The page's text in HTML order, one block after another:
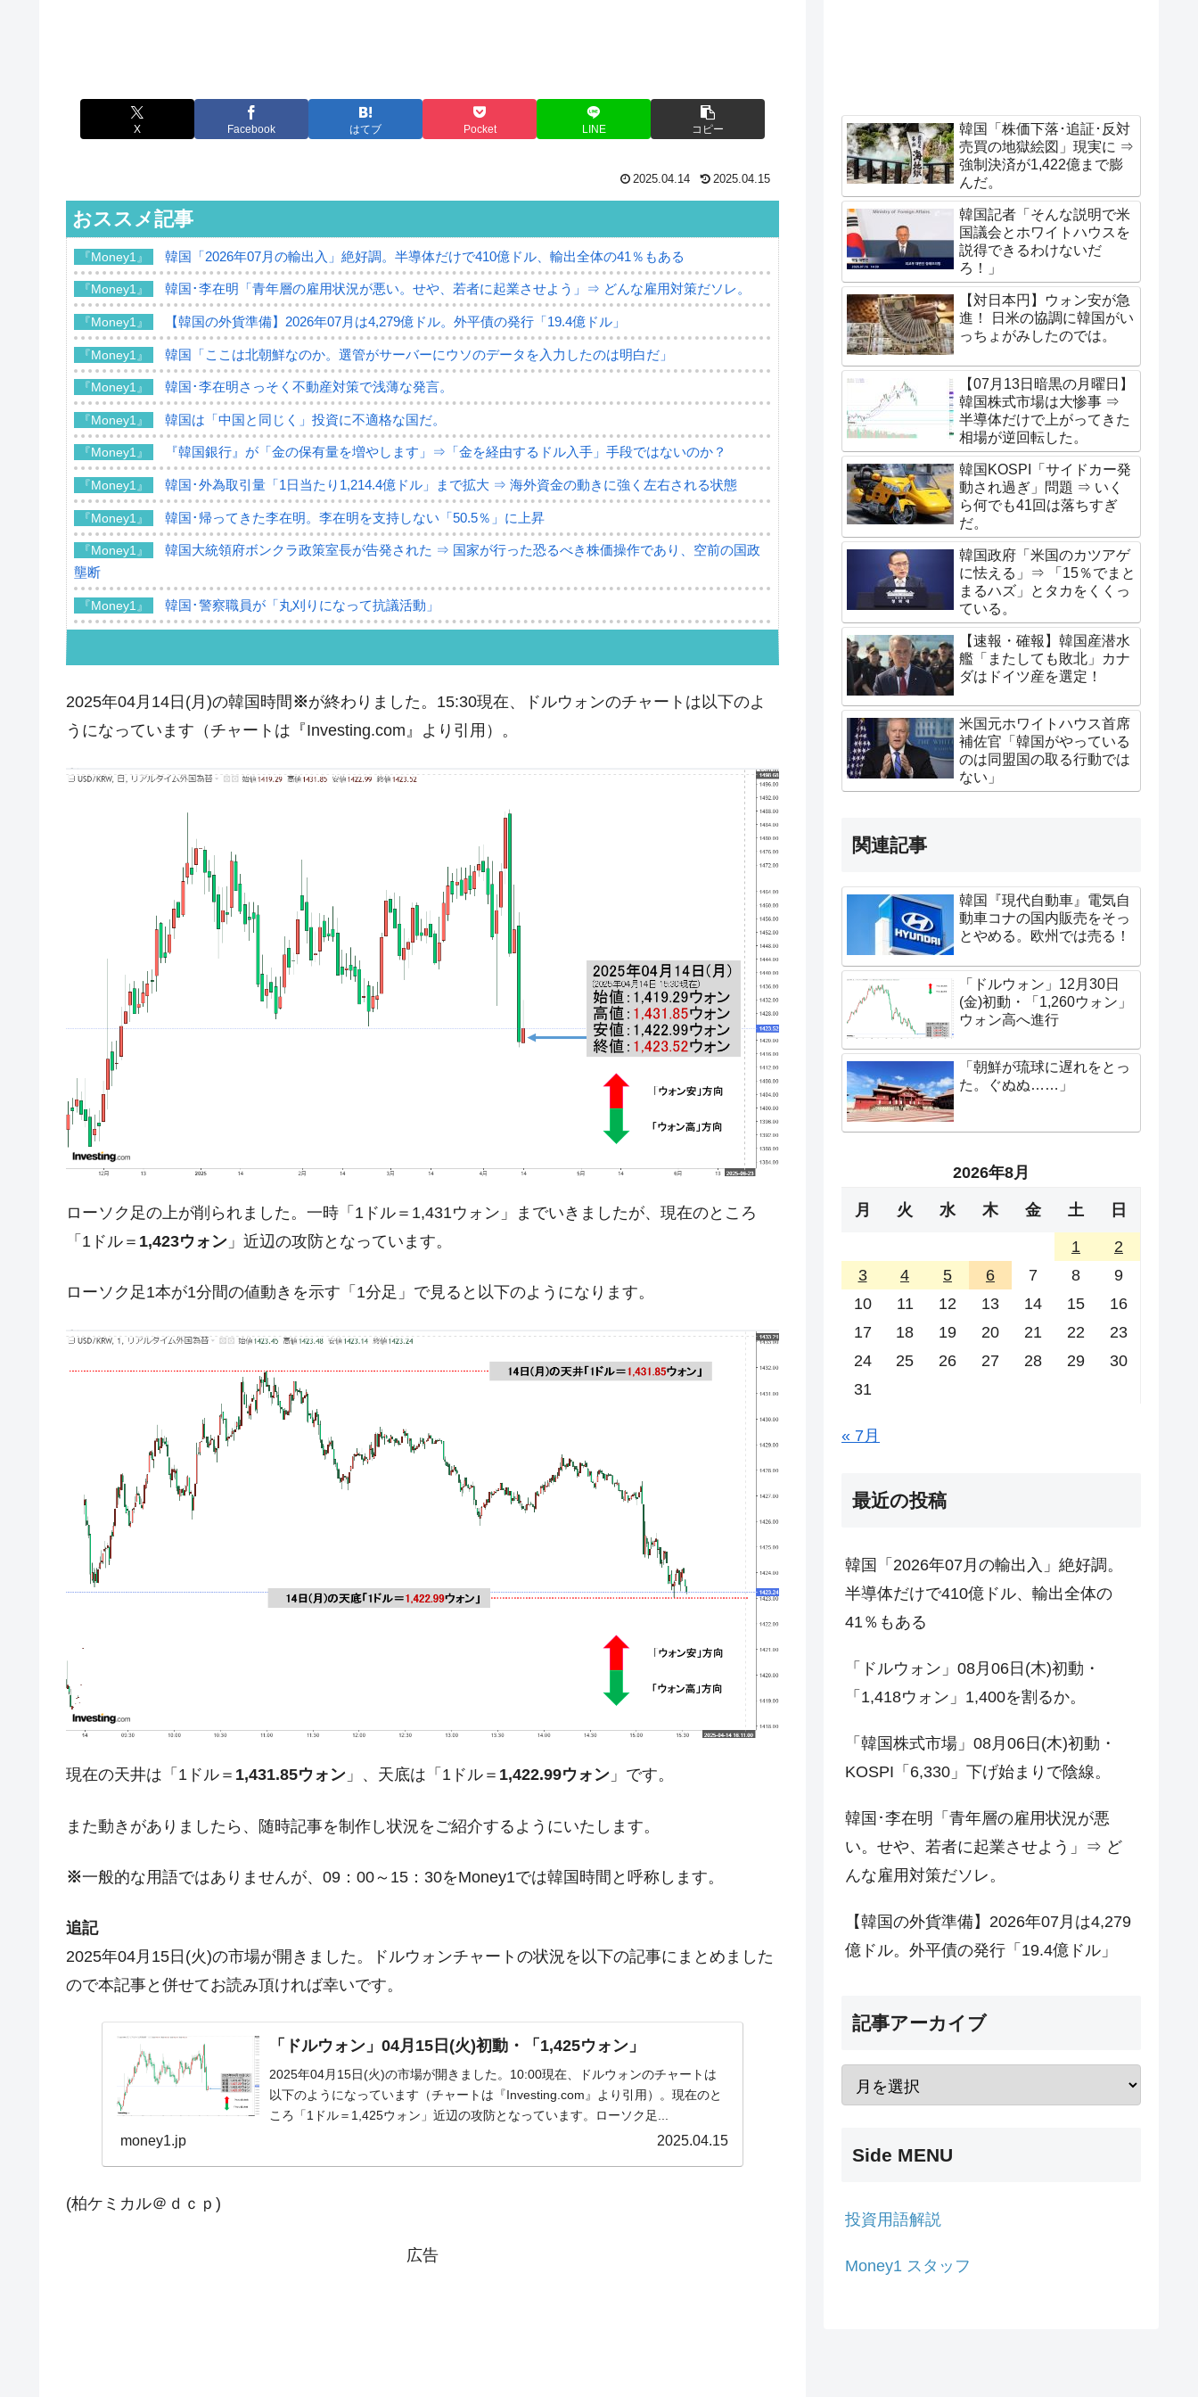
X Facebook はてブ Pocket LINE コピー
2025.04.14 2025.04.15
おススメ記事
『Money1』 韓国「2026年07月の輸出入」絶好調。半導体だけで410億ドル、輸出全体の41％もある
『Money1』 韓国･李在明「青年層の雇用状況が悪い。せや、若者に起業させよう」⇒ どんな雇用対策だソレ。
『Money1』 【韓国の外貨準備】2026年07月は4,279億ドル。外平債の発行「19.4億ドル」
『Money1』 韓国「ここは北朝鮮なのか。選管がサーバーにウソのデータを入力したのは明白だ」
『Money1』 韓国･李在明さっそく不動産対策で浅薄な発言。
『Money1』 韓国は「中国と同じく」投資に不適格な国だ。
『Money1』 『韓国銀行』が「金の保有量を増やします」⇒「金を経由するドル入手」手段ではないのか？
『Money1』 韓国･外為取引量「1日当たり1,214.4億ドル」まで拡大 ⇒ 海外資金の動きに強く左右される状態
『Money1』 韓国･帰ってきた李在明。李在明を支持しない「50.5％」に上昇
『Money1』
韓国大統領府ボンクラ政策室長が告発された ⇒ 国家が行った恐るべき株価操作であり、空前の国政
壟断
『Money1』 韓国･警察職員が「丸刈りになって抗議活動」
韓国製造業「半導体絶好調」のウラで他業種は全般的「不調」⇒ PSIが示す現況は決して良くない。
『Money1』 【米韓激突案件】韓国消費者院が『クーパン』1人当たり賠償10万ウォンを認定 ⇒ 総額3兆7,000億
『Money1』 韓国で猛暑。南東部では干ばつ
『Money1』
韓国政府『BYD』車への補助金を全廃 ⇒ 実は韓国で『BYD』車は売れている。6カ月で対前年同期比
在韓米国大使スティールが着韓！⇒ さっそく空港に詰めかけ「出て行け！」「極右勢力」のプラカー
ドを掲げる「在韓反米勢力」
韓国政府「2035年までに18.4GW規模のAIデータセンター整備」⇒ だから無理だってば。
『Money1』 JPモルガン「韓国レバレッジETFの清算はほぼ終わった」
『Money1』 韓国『国民年金公団』株価暴落で200兆蒸発。
『Money1』 韓国政府「ニセＫ-ブランドを通報しようキャンペーン」⇒ あの名物教授も登場！
『Money1』
『Money1』
『Money1』
米国下院「韓国の公務員個人をターゲットにぶん殴る法案」提出！⇒ クーパン問題は合衆国企業に対
する差別。許してはおかぬ
韓国半導体『SKハイニックス』2026年2Qの業績「史上最高益」当期純利益は前年同期比13.4倍に。
『Money1』
【速報】韓国株式市場の暴落・本日07月29日(水)もサイドカー・サーキットブレイカーの二段コンボ
『Money1』 IT産業は人を雇用する効果は低い。全産業の半分未満しか雇用を生まない
韓国「株式市場が賭博場のように変質したのは政界の責任だ」
韓国「2026年1Q 資金循環統計」面白い結果に。
韓国化学企業最大手『ロッテケミカル』純借入金が約8兆。信用格付け「ネガティブ」にダウン
『Money1』 韓国株式市場･暗黒の火曜日。サーキットブレイカーも発動！ 半導体2銘柄の暴落
『Money1』 韓国･カードローン金利「15％」突破！
Fact1
Fact1
今話題の「楽天ライオンズ」とは？
Fact1
Fact1 発表から2日で大崩壊、鳴かず飛ばずに終わりそうなスーパーリーグとは？
Fact1 日本人マスターズ挑戦の歴史。松山以前に最高位だった選手とは？
Fact1 セレクトセールの高額取引馬が稼いだ金額とは？
2025年04月14日(月)の韓国時間 ※が終わりました。15:30現在、ドルウォンのチャートは以下のよ
うになっています（チャートは『Investing.com』より引用）。
ローソク足の上が削られました。一時「1ドル＝1,431ウォン」までいきましたが、現在のところ
「1ドル＝ 1,423ウォン 」近辺の攻防となっています。
ローソク足1本が1分間の値動きを示す「1分足」で見ると以下のようになります。
現在の天井は「1ドル＝ 1,431.85ウォン 」、天底は「1ドル＝ 1,422.99ウォン 」です。
また動きがありましたら、随時記事を制作し状況をご紹介するようにいたします。
※一般的な用語ではありませんが、09：00～15：30をMoney1では韓国時間と呼称します。
追記
2025年04月15日(火)の市場が開きました。ドルウォンチャートの状況を以下の記事にまとめました
ので本記事と併せてお読み頂ければ幸いです。
「ドルウォン」04月15日(火)初動・「1,425ウォン」
2025年04月15日(火)の市場が開きました。10:00現在、ドルウォンのチャートは
以下のようになっています（チャートは『Investing.com』より引用）。現在のと
ころ「1ドル＝1,425ウォン」近辺の攻防となっています。ローソク足...
money1.jp 2025.04.15
(柏ケミカル＠ｄｃｐ)
広告
韓国「株価下落･追証･反対
売買の地獄絵図」現実に ⇒
強制決済が1,422億まで膨
んだ。
韓国記者「そんな説明で米
国議会とホワイトハウスを
説得できるわけないだ
ろ！」
【対日本円】ウォン安が急
進！ 日米の協調に韓国がい
っちょがみしたのでは。
【07月13日暗黒の月曜日】
韓国株式市場は大惨事 ⇒
半導体だけで上がってきた
相場が逆回転した。
韓国KOSPI「サイドカー発
動され過ぎ」問題 ⇒ いく
ら何でも41回は落ちすぎ
だ。
韓国政府「米国のカツアゲ
に怯える」⇒ 「15％でまと
まるハズ」とタカをくくっ
ている。
【速報・確報】韓国産潜水
艦「またしても敗北」カナ
ダはドイツ産を選定！
米国元ホワイトハウス首席
補佐官「韓国がやっている
のは同盟国の取る行動では
ない」
関連記事
韓国『現代自動車』電気自
動車コナの国内販売をそっ
とやめる。欧州では売る！
「ドルウォン」12月30日
(金)初動・「1,260ウォン」
ウォン高へ進行
「朝鮮が琉球に遅れをとっ
た。ぐぬぬ……」
2026年8月
月 火 水 木 金 土 日
1
2
3
4 5 6 7 8
9
10
11 12 13 14 15
16
17
18 19 20 21 22
23
24
25 26 27 28 29
30
31
« 7月
最近の投稿
韓国「2026年07月の輸出入」絶好調。
半導体だけで410億ドル、輸出全体の
41％もある
「ドルウォン」08月06日(木)初動・
「1,418ウォン」1,400を割るか。
「韓国株式市場」08月06日(木)初動・
KOSPI「6,330」下げ始まりで陰線。
韓国･李在明「青年層の雇用状況が悪
い。せや、若者に起業させよう」⇒ ど
んな雇用対策だソレ。
【韓国の外貨準備】2026年07月は4,279
億ドル。外平債の発行「19.4億ドル」
記事アーカイブ
Side MENU
投資用語解説
Money1 スタッフ